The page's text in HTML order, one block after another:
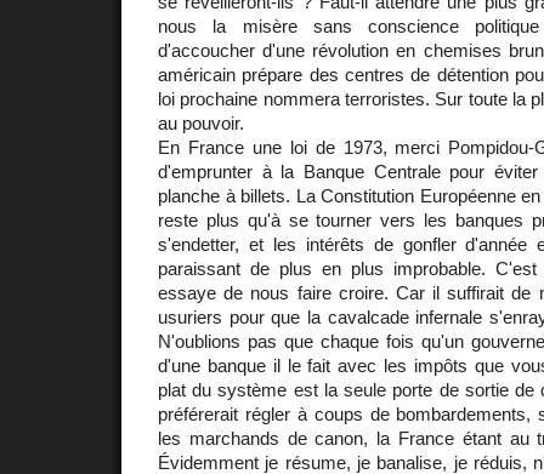
nous la misère sans conscience
d'accoucher d'une révolution en chemises
américain prépare des centres de détention
loi prochaine nommera terroristes. Sur toute la
au pouvoir.
En France une loi de 1973, merci Pompidou-
d'emprunter à la Banque Centrale pour
planche à billets. La Constitution Européenne
reste plus qu'à se tourner vers les banques
s'endetter, et les intérêts de gonfler d'année
paraissant de plus en plus improbable.
essaye de nous faire croire. Car il suffirait de
usuriers pour que la cavalcade infernale
N'oublions pas que chaque fois qu'un
d'une banque il le fait avec les impôts que
plat du système est la seule porte de sortie de
préférerait régler à coups de bombardements,
les marchands de canon, la France étant au
Évidemment je résume, je banalise, je réduis,